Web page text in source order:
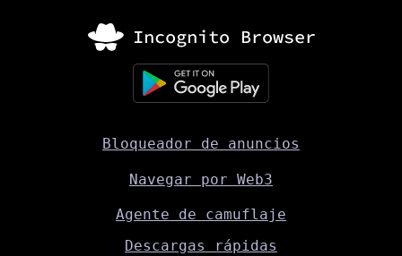
Bloqueador de anuncios
Navegar por Web3
Agente de camuflaje
Descargas rápidas